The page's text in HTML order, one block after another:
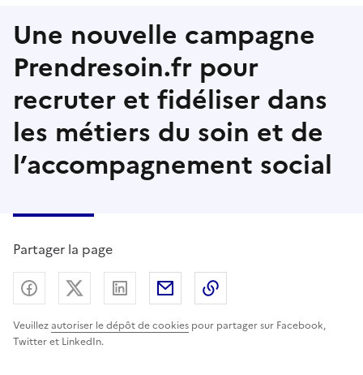
Une nouvelle campagne
Prendresoin.fr pour
recruter et fidéliser dans
les métiers du soin et de
l’accompagnement social
Partager la page
Veuillezautoriser le dépôt de cookies pour partager sur Facebook,
Twitter et LinkedIn.
Partager sur Facebook
Partager sur X (anciennement Twitter) -
Partager sur LinkedIn
Partager par email